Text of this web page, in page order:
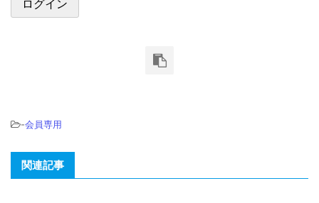
-会員専用
関連記事